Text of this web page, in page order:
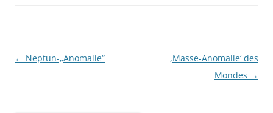
Beitragsnavigation
← Neptun-„Anomalie“
,Masse-Anomalie‘ des
Mondes →